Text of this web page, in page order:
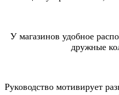
У магазинов удобное
дружные
Руководство мотивирует